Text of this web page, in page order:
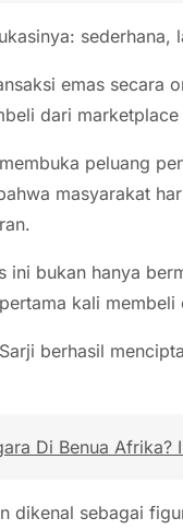
emas secara
dari
peluang
masyarakat
ini bukan hanya
kali membeli
berhasil
Di Benua Afrika?
dikenal sebagai